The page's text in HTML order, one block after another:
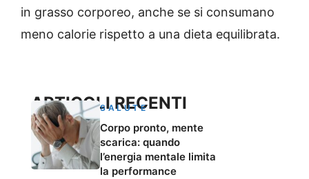
in grasso corporeo, anche se si consumano
meno calorie rispetto a una dieta equilibrata.
ARTICOLI RECENTI
SALUTE
Corpo pronto, mente
scarica: quando
l’energia mentale limita
la performance